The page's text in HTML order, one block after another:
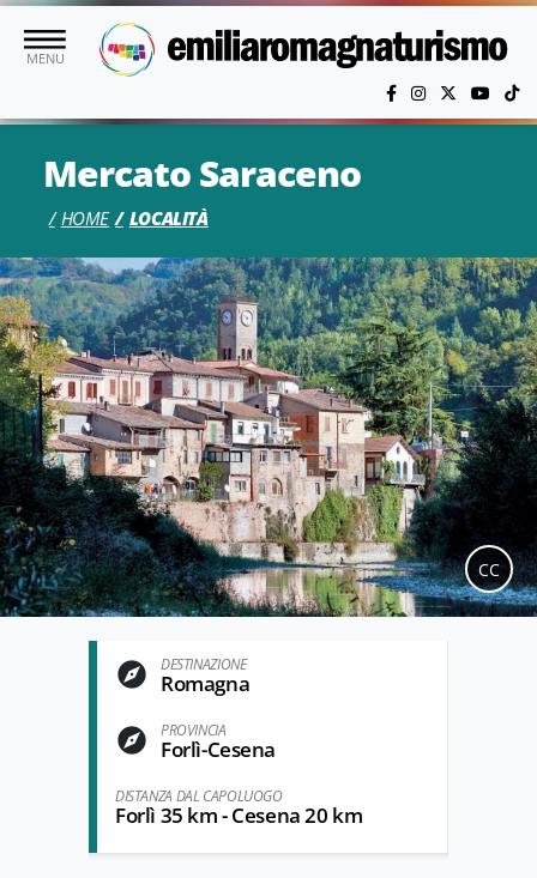
Vai al contenuto principale
MENU
Mercato Saraceno
HOME LOCALITÀ
CC
DESTINAZIONE
Romagna
PROVINCIA
Forlì-Cesena
DISTANZA DAL CAPOLUOGO
Forlì 35 km - Cesena 20 km